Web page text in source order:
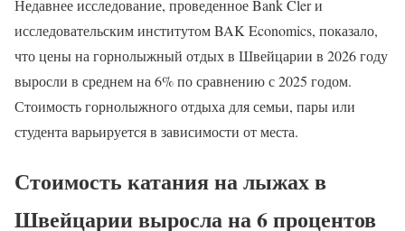
Недавнее исследование, проведенное Bank Cler и
исследовательским институтом BAK Economics, показало,
что цены на горнолыжный отдых в Швейцарии в 2026 году
выросли в среднем на 6% по сравнению с 2025 годом.
Стоимость горнолыжного отдыха для семьи, пары или
студента варьируется в зависимости от места.
Стоимость катания на лыжах в
Швейцарии выросла на 6 процентов